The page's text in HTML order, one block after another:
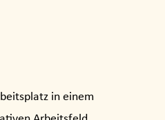
in einem